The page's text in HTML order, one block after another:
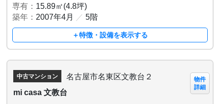
専有： 15.89㎡(4.8坪)
築年： 2007年4月 ／ 5階
＋特徴・設備を表示する
中古マンション
名古屋市名東区文教台２
mi casa 文教台
物件
詳細